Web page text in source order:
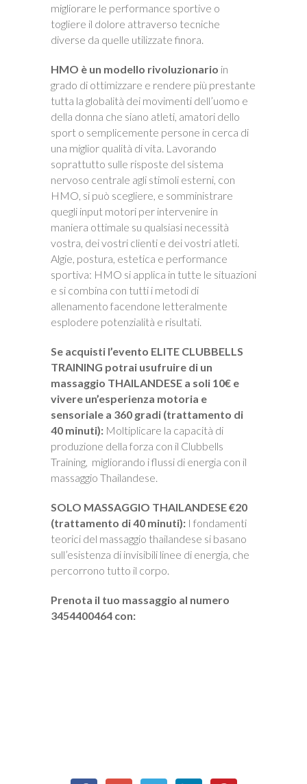
migliorare le performance sportive o
togliere il dolore attraverso tecniche
diverse da quelle utilizzate finora.
HMO è un modello rivoluzionario in
grado di ottimizzare e rendere più prestante
tutta la globalità dei movimenti dell’uomo e
della donna che siano atleti, amatori dello
sport o semplicemente persone in cerca di
una miglior qualità di vita. Lavorando
soprattutto sulle risposte del sistema
nervoso centrale agli stimoli esterni, con
HMO, si può scegliere, e somministrare
quegli input motori per intervenire in
maniera ottimale su qualsiasi necessità
vostra, dei vostri clienti e dei vostri atleti.
Algie, postura, estetica e performance
sportiva: HMO si applica in tutte le situazioni
e si combina con tutti i metodi di
allenamento facendone letteralmente
esplodere potenzialità e risultati.
Se acquisti l’evento ELITE CLUBBELLS
TRAINING potrai usufruire di un
massaggio THAILANDESE a soli 10€ e
vivere un’esperienza motoria e
sensoriale a 360 gradi (trattamento di
40 minuti): Moltiplicare la capacità di
produzione della forza con il Clubbells
Training, migliorando i flussi di energia con il
massaggio Thailandese.
SOLO MASSAGGIO THAILANDESE €20
(trattamento di 40 minuti): I fondamenti
teorici del massaggio thailandese si basano
sull’esistenza di invisibili linee di energia, che
percorrono tutto il corpo.
Prenota il tuo massaggio al numero
3454400464 con: